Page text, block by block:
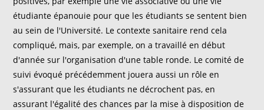
étudiante épanouie pour que les étudiants se sentent bien
au sein de l'Université. Le contexte sanitaire rend cela
compliqué, mais, par exemple, on a travaillé en début
d'année sur l'organisation d'une table ronde. Le comité de
suivi évoqué précédemment jouera aussi un rôle en
s'assurant que les étudiants ne décrochent pas, en
assurant l'égalité des chances par la mise à disposition de